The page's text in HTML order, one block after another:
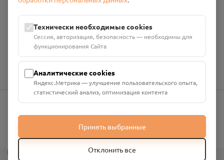
Юридический адрес: 216790, Смоленская область, р-н
Руднянский, г. Рудня, улица Западная, д. 26А, пом. 18
Номер счёта: 40702810901130004287 в АО "АЛЬФА-БАНК"
Кор. счёт: 30101810200000000593
info@pomnim.online
Технически необходимые cookies
Сессия, авторизация, безопасность — необходимы для
функционирования Сайта
Аналитические cookies
Яндекс.Метрика — улучшение пользовательского опыта,
статистический анализ, оптимизация контента
Принять выбранные
Отклонить все